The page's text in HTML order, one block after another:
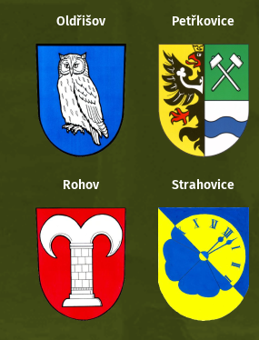
Oldřišov Petřkovice
Rohov Strahovice